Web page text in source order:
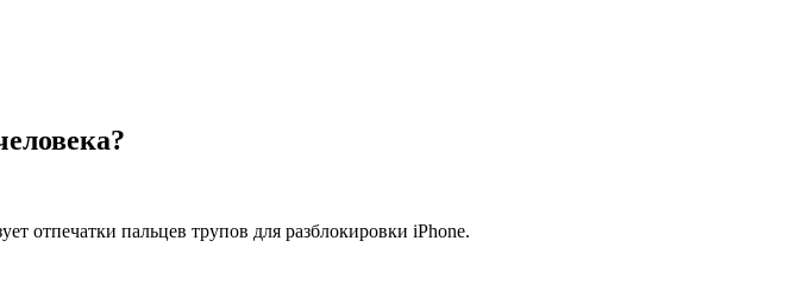
отпечатки пальцев трупов для разблокировки iPhone.